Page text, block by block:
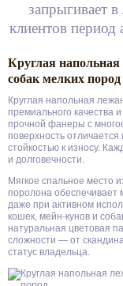
запрыгивает
клиентов период
Круглая
собак мелких пород
Круглая напольная
премиального качества
прочной фанеры с
поверхность
стойкостью к износу.
и долговечности.
Мягкое спальное место
поролона
даже при активном
кошек, мейн-кунов и
натуральная цветовая
сложности — от
статус владельца.